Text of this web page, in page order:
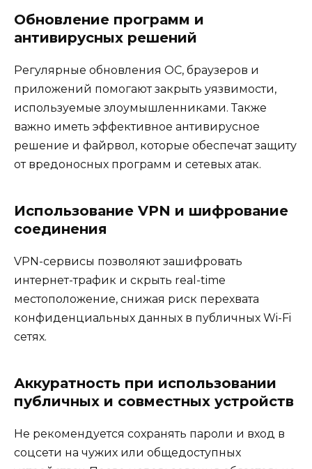
Обновление программ и
антивирусных решений
Регулярные обновления ОС, браузеров и
приложений помогают закрыть уязвимости,
используемые злоумышленниками. Также
важно иметь эффективное антивирусное
решение и файрвол, которые обеспечат защиту
от вредоносных программ и сетевых атак.
Использование VPN и шифрование
соединения
VPN-сервисы позволяют зашифровать
интернет-трафик и скрыть real-time
местоположение, снижая риск перехвата
конфиденциальных данных в публичных Wi-Fi
сетях.
Аккуратность при использовании
публичных и совместных устройств
Не рекомендуется сохранять пароли и вход в
соцсети на чужих или общедоступных